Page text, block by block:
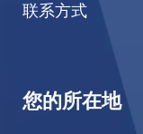
联系方式
您的所在地